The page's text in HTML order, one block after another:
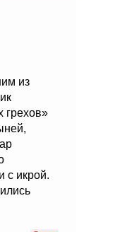
из
грехов»
с икрой.